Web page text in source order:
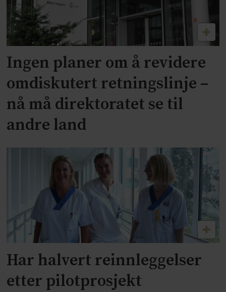
Ingen planer om å revidere
omdiskutert retningslinje –
nå må direktoratet se til
andre land
Har halvert reinnleggelser
etter pilotprosjekt